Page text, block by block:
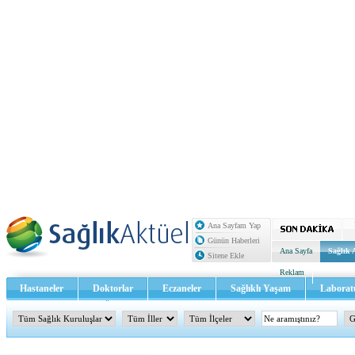
Ana Sayfam Yap
Günün Haberleri
Sitene Ekle
Ana Sayfa Sağlık
Reklam
Hastaneler Doktorlar Eczaneler Sağlıklı Yaşam
Sağlık TV - Video İletişim